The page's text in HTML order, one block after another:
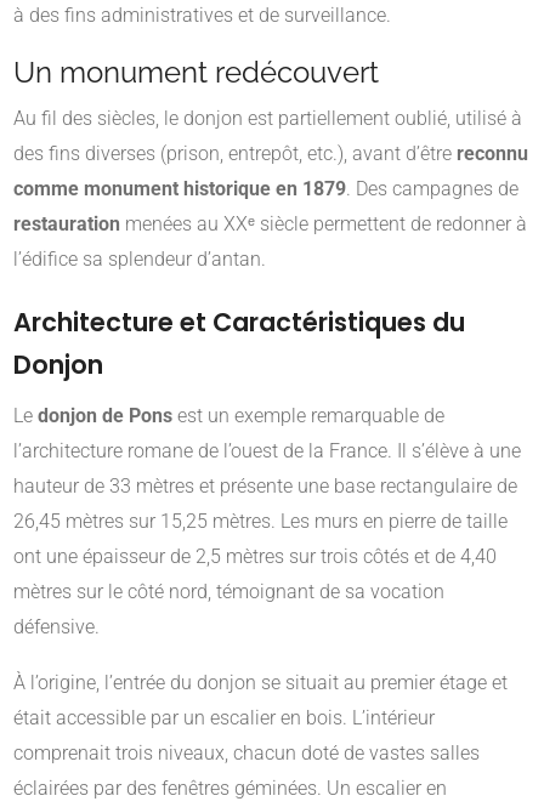
à des fins administratives et de surveillance.
Un monument redécouvert
Au fil des siècles, le donjon est partiellement oublié, utilisé à
des fins diverses (prison, entrepôt, etc.), avant d’être reconnu
comme monument historique en 1879 . Des campagnes de
restauration menées au XXᵉ siècle permettent de redonner à
l’édifice sa splendeur d’antan.
Architecture et Caractéristiques du
Donjon
Le donjon de Pons est un exemple remarquable de
l’architecture romane de l’ouest de la France. Il s’élève à une
hauteur de 33 mètres et présente une base rectangulaire de
26,45 mètres sur 15,25 mètres. Les murs en pierre de taille
ont une épaisseur de 2,5 mètres sur trois côtés et de 4,40
mètres sur le côté nord, témoignant de sa vocation
défensive.
À l’origine, l’entrée du donjon se situait au premier étage et
était accessible par un escalier en bois. L’intérieur
comprenait trois niveaux, chacun doté de vastes salles
éclairées par des fenêtres géminées. Un escalier en